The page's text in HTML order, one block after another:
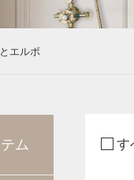
エルボ
ム す